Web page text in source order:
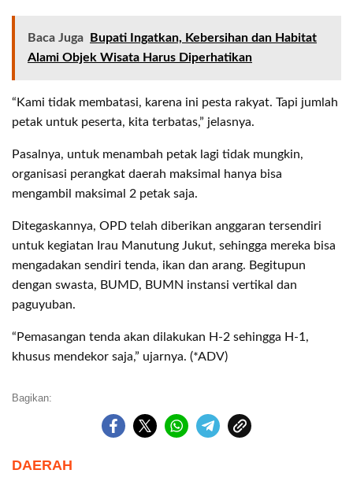
Baca Juga
Bupati Ingatkan, Kebersihan dan Habitat
Alami Objek Wisata Harus Diperhatikan
“Kami tidak membatasi, karena ini pesta rakyat. Tapi jumlah
petak untuk peserta, kita terbatas,” jelasnya.
Pasalnya, untuk menambah petak lagi tidak mungkin,
organisasi perangkat daerah maksimal hanya bisa
mengambil maksimal 2 petak saja.
Ditegaskannya, OPD telah diberikan anggaran tersendiri
untuk kegiatan Irau Manutung Jukut, sehingga mereka bisa
mengadakan sendiri tenda, ikan dan arang. Begitupun
dengan swasta, BUMD, BUMN instansi vertikal dan
paguyuban.
“Pemasangan tenda akan dilakukan H-2 sehingga H-1,
khusus mendekor saja,” ujarnya. (*ADV)
Bagikan:
DAERAH